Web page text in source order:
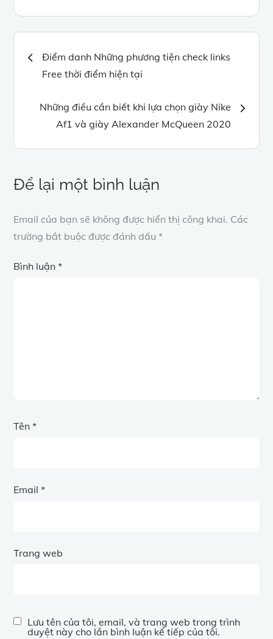
Điều
hướng
bài
viết
Điểm danh Những phương tiện check links
Free thời điểm hiện tại
Những điều cần biết khi lựa chọn giày Nike
Af1 và giày Alexander McQueen 2020
Để lại một bình luận
Email của bạn sẽ không được hiển thị công khai. Các
trường bắt buộc được đánh dấu*
Bình luận*
Tên*
Email*
Trang web
Lưu tên của tôi, email, và trang web trong trình
duyệt này cho lần bình luận kế tiếp của tôi.